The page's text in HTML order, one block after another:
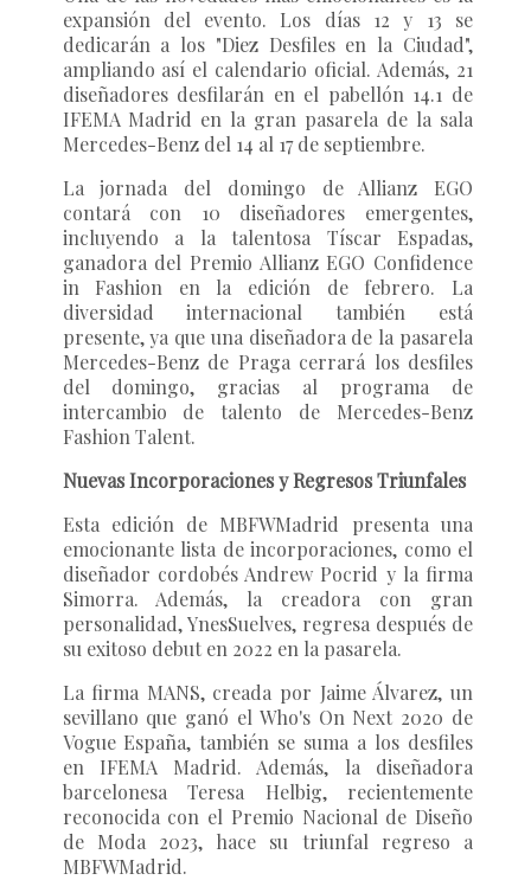
expansión del evento. Los días 12 y 13 se
dedicarán a los "Diez Desfiles en la Ciudad",
ampliando así el calendario oficial. Además, 21
diseñadores desfilarán en el pabellón 14.1 de
IFEMA Madrid en la gran pasarela de la sala
Mercedes-Benz del 14 al 17 de septiembre.
La jornada del domingo de Allianz EGO
contará con 10 diseñadores emergentes,
incluyendo a la talentosa Tíscar Espadas,
ganadora del Premio Allianz EGO Confidence
in Fashion en la edición de febrero. La
diversidad internacional también está
presente, ya que una diseñadora de la pasarela
Mercedes-Benz de Praga cerrará los desfiles
del domingo, gracias al programa de
intercambio de talento de Mercedes-Benz
Fashion Talent.
Nuevas Incorporaciones y Regresos Triunfales
Esta edición de MBFWMadrid presenta una
emocionante lista de incorporaciones, como el
diseñador cordobés Andrew Pocrid y la firma
Simorra. Además, la creadora con gran
personalidad, YnesSuelves, regresa después de
su exitoso debut en 2022 en la pasarela.
La firma MANS, creada por Jaime Álvarez, un
sevillano que ganó el Who's On Next 2020 de
Vogue España, también se suma a los desfiles
en IFEMA Madrid. Además, la diseñadora
barcelonesa Teresa Helbig, recientemente
reconocida con el Premio Nacional de Diseño
de Moda 2023, hace su triunfal regreso a
MBFWMadrid.